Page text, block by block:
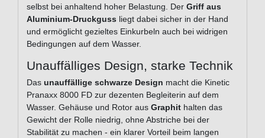
selbst bei anhaltend hoher Belastung. Der Griff aus
Aluminium-Druckguss liegt dabei sicher in der Hand
und ermöglicht gezieltes Einkurbeln auch bei widrigen
Bedingungen auf dem Wasser.
Unauffälliges Design, starke Technik
Das unauffällige schwarze Design macht die Kinetic
Pranaxx 8000 FD zur dezenten Begleiterin auf dem
Wasser. Gehäuse und Rotor aus Graphit halten das
Gewicht der Rolle niedrig, ohne Abstriche bei der
Stabilität zu machen - ein klarer Vorteil beim langen